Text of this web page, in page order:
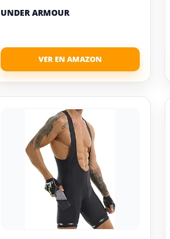
UNDER ARMOUR